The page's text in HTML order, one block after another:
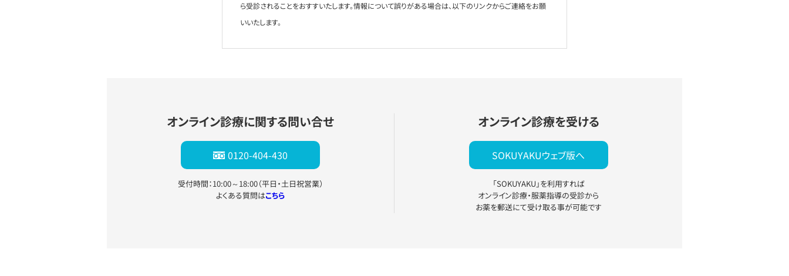
ら受診されることをおすすいたします。情報について誤りがある場合は、以下のリンクからご連絡をお願
いいたします。
オンライン診療に関する問い合せ
0120-404-430
受付時間：10:00～18:00（平日・土日祝営業）
よくある質問はこちら
オンライン診療を受ける
SOKUYAKUウェブ版へ
「SOKUYAKU」を利用すれば
オンライン診療・服薬指導の受診から
お薬を郵送にて受け取る事が可能です